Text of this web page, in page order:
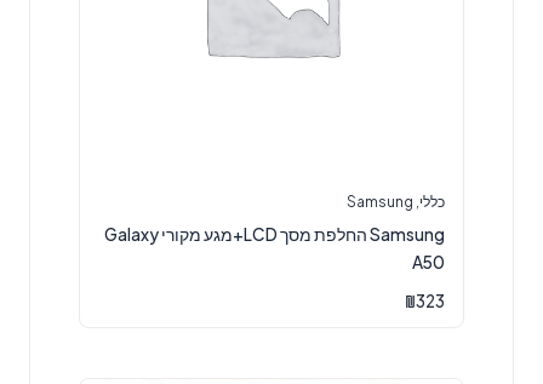
כללי,
Samsung
Samsung החלפת מסך LCD+מגע מקורי Galaxy
A50
₪323